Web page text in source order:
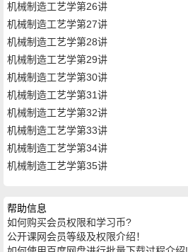
机械制造工艺学第26讲
机械制造工艺学第27讲
机械制造工艺学第28讲
机械制造工艺学第29讲
机械制造工艺学第30讲
机械制造工艺学第31讲
机械制造工艺学第32讲
机械制造工艺学第33讲
机械制造工艺学第34讲
机械制造工艺学第35讲
帮助信息
如何购买会员权限和学习币?
公开课网会员等级及权限介绍！